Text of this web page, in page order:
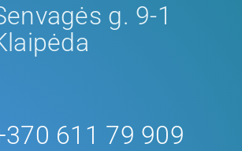
g. 9-1
611 79 909